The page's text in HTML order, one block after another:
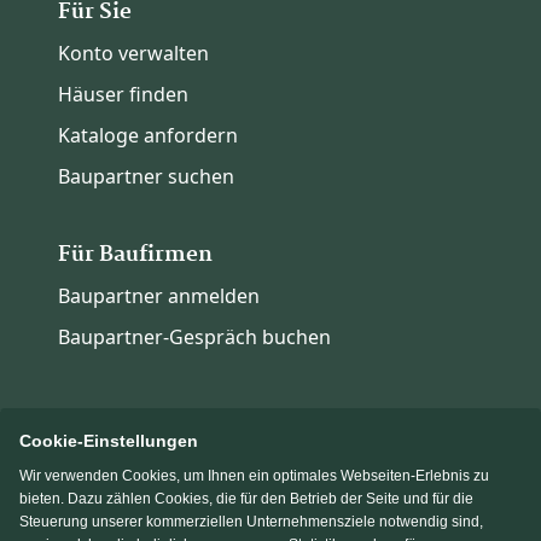
Für Sie
Konto verwalten
Häuser finden
Kataloge anfordern
Baupartner suchen
Für Baufirmen
Baupartner anmelden
Baupartner-Gespräch buchen
Immowelt.de Bauen.de
Cookie-Einstellungen
Wir verwenden Cookies, um Ihnen ein optimales Webseiten-Erlebnis zu
bieten. Dazu zählen Cookies, die für den Betrieb der Seite und für die
Steuerung unserer kommerziellen Unternehmensziele notwendig sind,